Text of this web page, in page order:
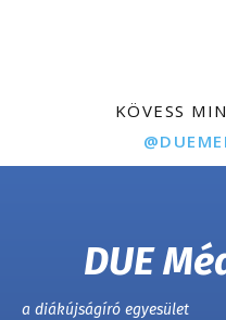
KÖVESS
DUE
a diákújságíró egyesület